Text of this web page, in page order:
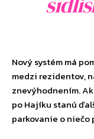
Nový systém má
medzi rezidentov,
znevýhodnením.
po Hajíku stanú
parkovanie o